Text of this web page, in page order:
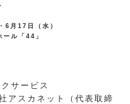
6月17日（水）
ル「44」
サービス
アスカネット（代表取締